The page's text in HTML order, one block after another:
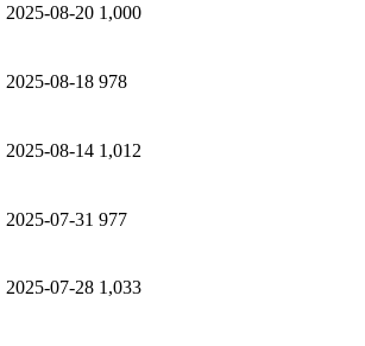
2025-08-20 1,000
2025-08-18 978
2025-08-14 1,012
2025-07-31 977
2025-07-28 1,033